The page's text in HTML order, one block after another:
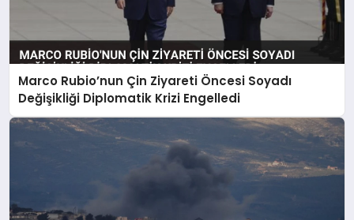
Marco Rubio’nun Çin Ziyareti Öncesi Soyadı
Değişikliği Diplomatik Krizi Engelledi